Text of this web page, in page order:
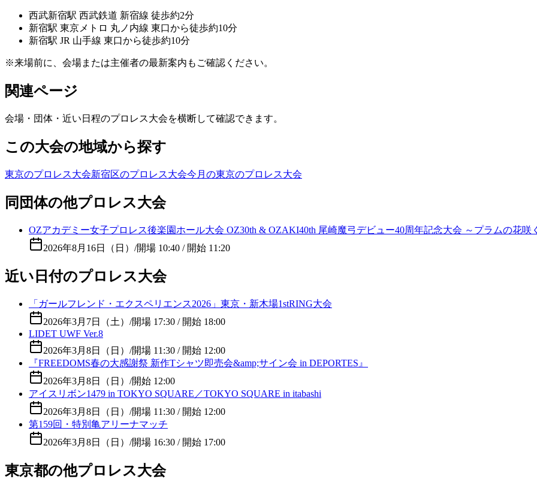
西武新宿駅 西武鉄道 新宿線 徒歩約2分
新宿駅 東京メトロ 丸ノ内線 東口から徒歩約10分
新宿駅 JR 山手線 東口から徒歩約10分
※来場前に、会場または主催者の最新案内もご確認ください。
関連ページ
会場・団体・近い日程のプロレス大会を横断して確認できます。
この大会の地域から探す
東京のプロレス大会新宿区のプロレス大会今月の東京のプロレス大会
同団体の他プロレス大会
OZアカデミー女子プロレス後楽園ホール大会 OZ30th & OZAKI40th 尾崎魔弓デビュー40周年記念大会 ～プラムの花咲
2026年8月16日（日） /開場 10:40 / 開始 11:20
近い日付のプロレス大会
「ガールフレンド・エクスペリエンス2026」東京・新木場1stRING大会
2026年3月7日（土） /開場 17:30 / 開始 18:00
LIDET UWF Ver.8
2026年3月8日（日） /開場 11:30 / 開始 12:00
『FREEDOMS春の大感謝祭 新作Tシャツ即売会&amp;サイン会 in DEPORTES』
2026年3月8日（日） /開始 12:00
アイスリボン1479 in TOKYO SQUARE／TOKYO SQUARE in itabashi
2026年3月8日（日） /開場 11:30 / 開始 12:00
第159回・特別亀アリーナマッチ
2026年3月8日（日） /開場 16:30 / 開始 17:00
東京都の他プロレス大会